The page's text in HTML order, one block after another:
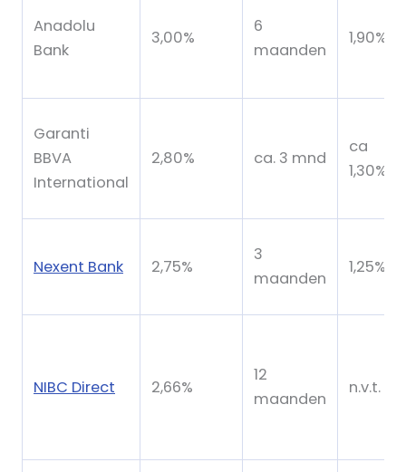
Anadolu
Bank
3,00%
6
maanden
1,90%
Garanti
BBVA
International
2,80% ca. 3 mnd
ca
1,30%
Nexent Bank 2,75%
3
maanden
1,25%
NIBC Direct 2,66%
12
maanden
n.v.t.